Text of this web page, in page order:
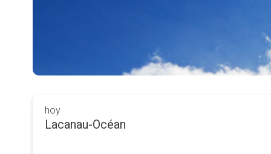
hoy
Lacanau-Océan